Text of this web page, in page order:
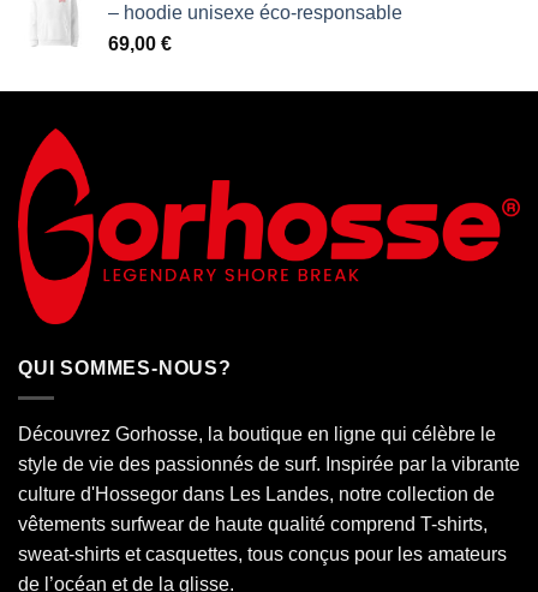
– hoodie unisexe éco-responsable
69,00 €
QUI SOMMES-NOUS?
Découvrez Gorhosse, la boutique en ligne qui célèbre le
style de vie des passionnés de surf. Inspirée par la vibrante
culture d'Hossegor dans Les Landes, notre collection de
vêtements surfwear de haute qualité comprend T-shirts,
sweat-shirts et casquettes, tous conçus pour les amateurs
de l’océan et de la glisse.